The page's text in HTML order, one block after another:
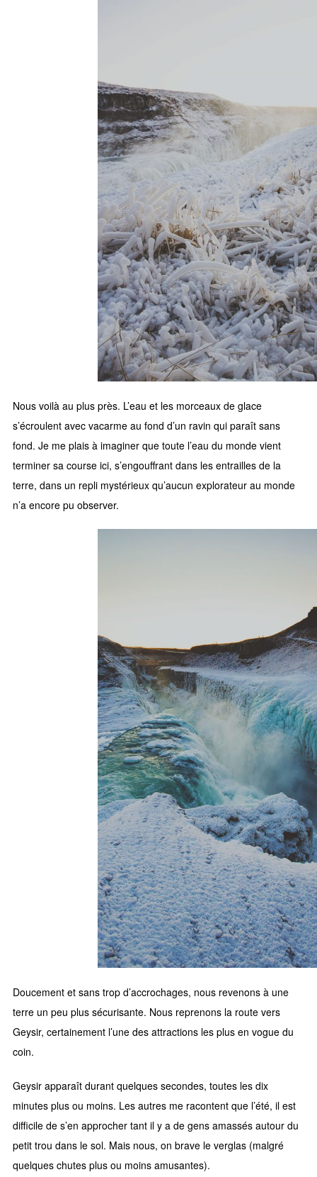
Nous voilà au plus près. L’eau et les morceaux de glace
s’écroulent avec vacarme au fond d’un ravin qui paraît sans
fond. Je me plais à imaginer que toute l’eau du monde vient
terminer sa course ici, s’engouffrant dans les entrailles de la
terre, dans un repli mystérieux qu’aucun explorateur au monde
n’a encore pu observer.
Doucement et sans trop d’accrochages, nous revenons à une
terre un peu plus sécurisante. Nous reprenons la route vers
Geysir, certainement l’une des attractions les plus en vogue du
coin.
Geysir apparaît durant quelques secondes, toutes les dix
minutes plus ou moins. Les autres me racontent que l’été, il est
difficile de s’en approcher tant il y a de gens amassés autour du
petit trou dans le sol. Mais nous, on brave le verglas (malgré
quelques chutes plus ou moins amusantes).